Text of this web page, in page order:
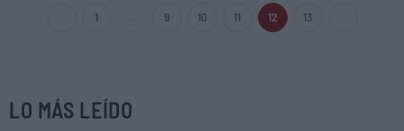
1 9 10 11 12 13
LO MÁS LEÍDO